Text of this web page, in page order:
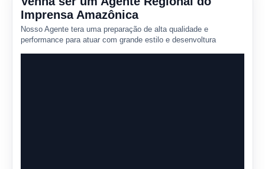
Imprensa Amazônica
Nosso Agente tera uma preparação de alta qualidade e
performance para atuar com grande estilo e desenvoltura